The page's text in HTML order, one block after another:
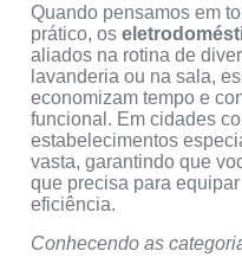
Quando pensamos em
prático, os
aliados na rotina de
lavanderia ou na sala,
economizam tempo e
funcional. Em cidades
estabelecimentos
vasta, garantindo que
que precisa para
eficiência.
Conhecendo as